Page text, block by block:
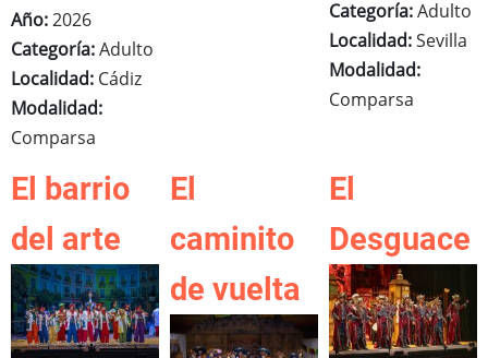
Año:2026
Categoría:Adulto
Localidad: Cádiz
Modalidad:
Comparsa
Categoría:Adulto
Localidad:Sevilla
Modalidad:
Comparsa
El barrio
del arte
El
caminito
de vuelta
El
Desguace